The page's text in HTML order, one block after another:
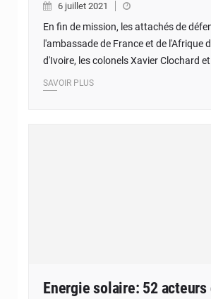
6 juillet 2021
En fin de mission, les attachés de
l'ambassade de France et de l'Afrique
d'Ivoire, les colonels Xavier Clochard
SAVOIR PLUS
Energie solaire: 52 acteurs